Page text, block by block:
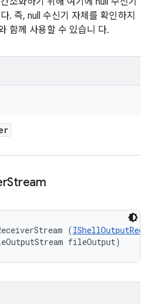
. 즉, null 수신기 자체를 확인하지
께 사용할 수 있습니 다.
Stream
(
fileOutput)